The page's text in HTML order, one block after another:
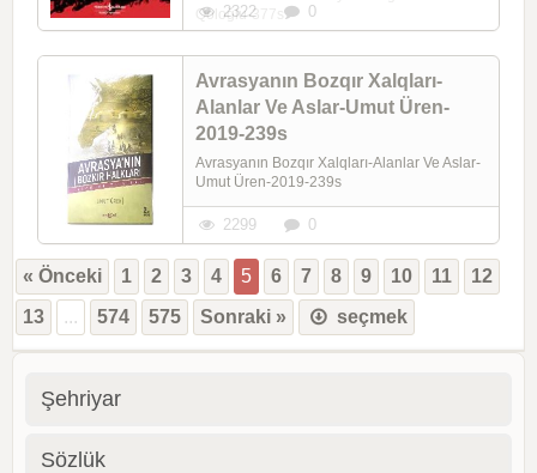
Qoloğlu-377s
2322 0
Avrasyanın Bozqır Xalqları-
Alanlar Ve Aslar-Umut Üren-
2019-239s
Avrasyanın Bozqır Xalqları-Alanlar Ve Aslar-
Umut Üren-2019-239s
2299 0
« Önceki 1 2 3 4 5 6 7 8 9 10 11
12
13
... 574 575 Sonraki » seçmek
Şehriyar
Sözlük